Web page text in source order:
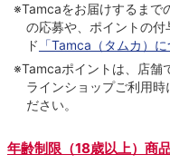
※Tamcaをお届けするまで
の応募や、ポイントの
ド 「Tamca（タムカ）に
※Tamcaポイントは、店舗
ラインショップご利用時
ださい。
年齢制限（18歳以上）商